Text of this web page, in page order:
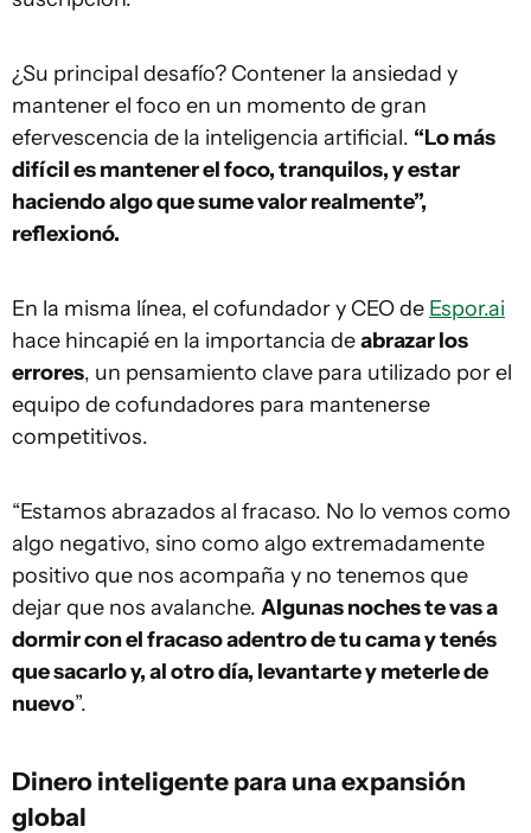
¿Su principal desafío? Contener la ansiedad y
mantener el foco en un momento de gran
efervescencia de la inteligencia artificial. “Lo más
difícil es mantener el foco, tranquilos, y estar
haciendo algo que sume valor realmente”,
reflexionó.
En la misma línea, el cofundador y CEO de Espor.ai
hace hincapié en la importancia deabrazar los
errores, un pensamiento clave para utilizado por el
equipo de cofundadores para mantenerse
competitivos.
“Estamos abrazados al fracaso. No lo vemos como
algo negativo, sino como algo extremadamente
positivo que nos acompaña y no tenemos que
dejar que nos avalanche. Algunas noches te vas a
dormir con el fracaso adentro de tu cama y tenés
que sacarlo y, al otro día, levantarte y meterle de
nuevo”.
Dinero inteligente para una expansión
global